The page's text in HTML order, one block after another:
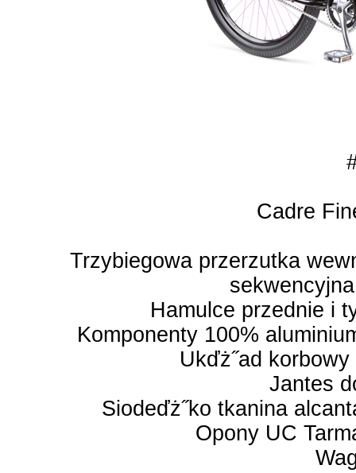
Cadre
Trzybiegowa przerzutka
Hamulce przednie i
Komponenty 100%
Ukďż˝ad
Jantes
Siodeďż˝ko tkanina
Opony UC